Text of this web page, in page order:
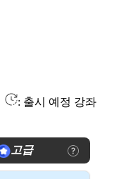
: 출시 예정 강좌
고급